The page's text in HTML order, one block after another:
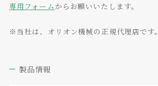
専用フォーム からお願いいたします。
※当社は、オリオン機械の正規代理店です。
製品情報